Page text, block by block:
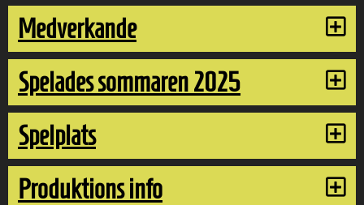
Medverkande
Spelades sommaren 2025
Spelplats
Produktions info